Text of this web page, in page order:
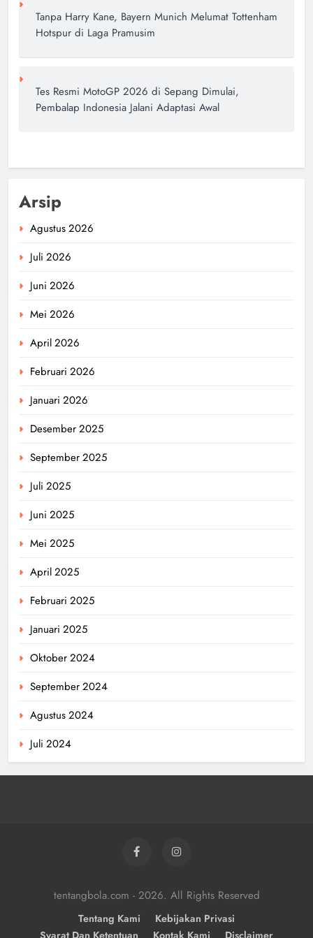
Tanpa Harry Kane, Bayern Munich Melumat Tottenham
Hotspur di Laga Pramusim
Tes Resmi MotoGP 2026 di Sepang Dimulai,
Pembalap Indonesia Jalani Adaptasi Awal
Arsip
Agustus 2026
Juli 2026
Juni 2026
Mei 2026
April 2026
Februari 2026
Januari 2026
Desember 2025
September 2025
Juli 2025
Juni 2025
Mei 2025
April 2025
Februari 2025
Januari 2025
Oktober 2024
September 2024
Agustus 2024
Juli 2024
tentangbola.com - 2026. All Rights Reserved
Tentang Kami
Kebijakan Privasi
Syarat Dan Ketentuan
Kontak Kami Disclaimer